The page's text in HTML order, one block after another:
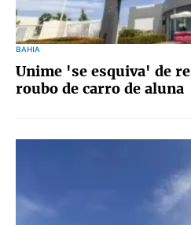
BAHIA
Unime 'se esquiva' de
roubo de carro de aluna